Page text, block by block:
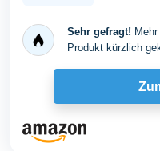
Sehr gefragt!
Produkt kürzlich